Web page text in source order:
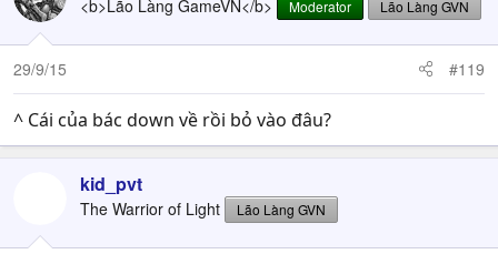
i
o
n
s
<b>Lão Làng GameVN</b> Moderator Lão Làng GVN
29/9/15 #119
^ Cái của bác down về rồi bỏ vào đâu?
kid_pvt
The Warrior of Light Lão Làng GVN